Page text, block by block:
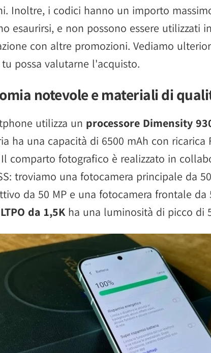
Inoltre, i codici hanno un importo
esaurirsi, e non possono essere utilizzati in
con altre promozioni. Vediamo
possa valutarne l'acquisto.
notevole e materiali di
utilizza un processore Dimensity
ha una capacità di 6500 mAh con ricarica
Il comparto fotografico è realizzato in
troviamo una fotocamera principale da
da 50 MP e una fotocamera frontale da
da 1,5K ha una luminosità di picco di